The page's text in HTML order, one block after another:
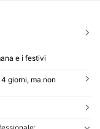
e i festivi
giorni, ma non